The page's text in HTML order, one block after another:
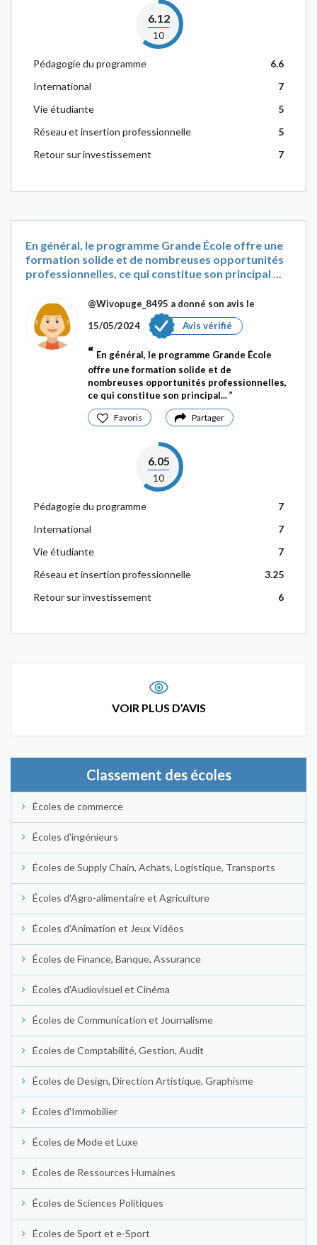
6.12
10
Pédagogie du programme
6.6
International
7
Vie étudiante
5
Réseau et insertion professionnelle
5
Retour sur investissement
7
En général, le programme Grande École offre une
formation solide et de nombreuses opportunités
professionnelles, ce qui constitue son principal ...
@Wivopuge_8495 a donné son avis le
15/05/2024
Avis vérifié
En général, le programme Grande École
offre une formation solide et de
nombreuses opportunités professionnelles,
ce qui constitue son principal...
Favoris Partager
6.05
10
Pédagogie du programme
7
International
7
Vie étudiante
7
Réseau et insertion professionnelle
3.25
Retour sur investissement
6
VOIR PLUS D’AVIS
Classement des écoles
Écoles de commerce
Écoles d'ingénieurs
Écoles de Supply Chain, Achats, Logistique, Transports
Écoles d'Agro-alimentaire et Agriculture
Écoles d'Animation et Jeux Vidéos
Écoles de Finance, Banque, Assurance
Écoles d'Audiovisuel et Cinéma
Écoles de Communication et Journalisme
Écoles de Comptabilité, Gestion, Audit
Écoles de Design, Direction Artistique, Graphisme
Écoles d'Immobilier
Écoles de Mode et Luxe
Écoles de Ressources Humaines
Écoles de Sciences Politiques
Écoles de Sport et e-Sport